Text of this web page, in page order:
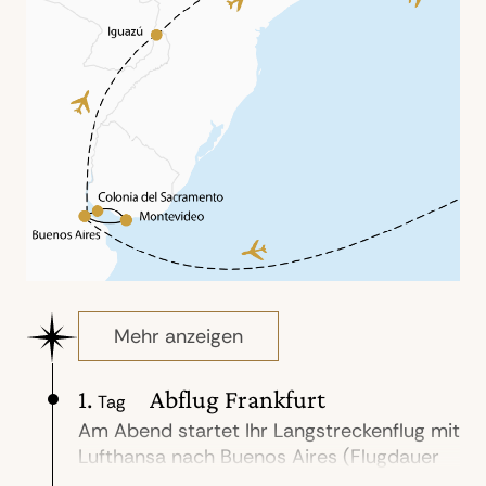
Mehr anzeigen
1. Tag Abflug Frankfurt
Am Abend startet Ihr Langstreckenflug mit
Lufthansa nach Buenos Aires (Flugdauer